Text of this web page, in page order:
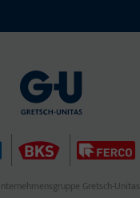
Gretsch-Unitas